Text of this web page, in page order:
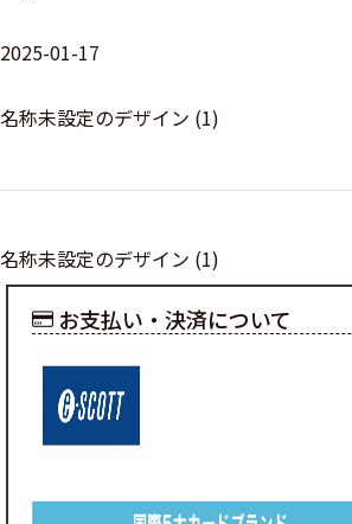
2025-01-17
名称未設定のデザイン (1)
名称未設定のデザイン (1)
お支払い・決済について